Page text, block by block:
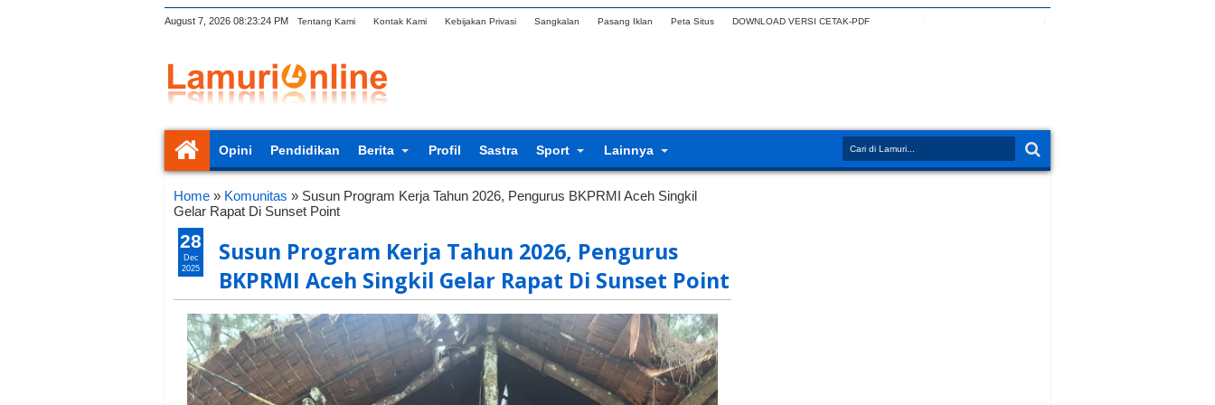
August 7, 2026 08:23:24 PM Tentang Kami Kontak Kami Kebijakan Privasi Sangkalan Pasang Iklan Peta Situs DOWNLOAD VERSI CETAK-PDF
Opini Pendidikan Berita Profil Sastra Sport Lainnya
Home » Komunitas » Susun Program Kerja Tahun 2026, Pengurus BKPRMI Aceh Singkil
Gelar Rapat Di Sunset Point
Susun Program Kerja Tahun 2026, Pengurus
BKPRMI Aceh Singkil Gelar Rapat Di Sunset Point
28
Dec
2025